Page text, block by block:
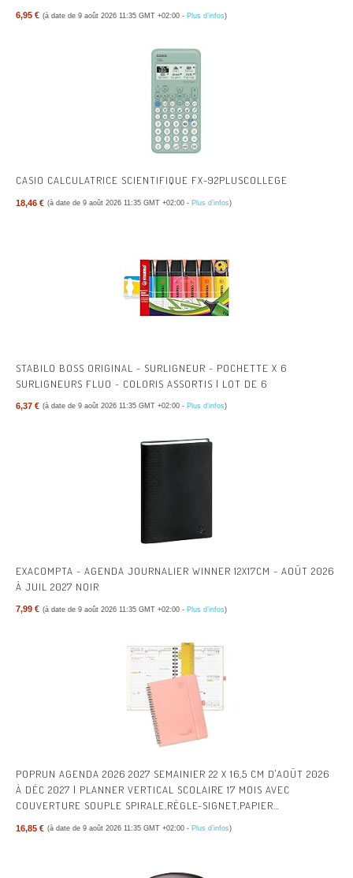
6,95 € (à date de 9 août 2026 11:35 GMT +02:00 - Plus d’infos)
CASIO CALCULATRICE SCIENTIFIQUE FX-92PLUSCOLLEGE
18,46 € (à date de 9 août 2026 11:35 GMT +02:00 - Plus d’infos)
STABILO BOSS ORIGINAL - SURLIGNEUR - POCHETTE X 6
SURLIGNEURS FLUO - COLORIS ASSORTIS | LOT DE 6
6,37 € (à date de 9 août 2026 11:35 GMT +02:00 - Plus d’infos)
EXACOMPTA - AGENDA JOURNALIER WINNER 12X17CM - AOÛT 2026
À JUIL 2027 NOIR
7,99 € (à date de 9 août 2026 11:35 GMT +02:00 - Plus d’infos)
POPRUN AGENDA 2026 2027 SEMAINIER 22 X 16,5 CM D'AOÛT 2026
À DÉC 2027 | PLANNER VERTICAL SCOLAIRE 17 MOIS AVEC
COUVERTURE SOUPLE SPIRALE,RÈGLE-SIGNET,PAPIER
16,85 € (à date de 9 août 2026 11:35 GMT +02:00 - Plus d’infos)